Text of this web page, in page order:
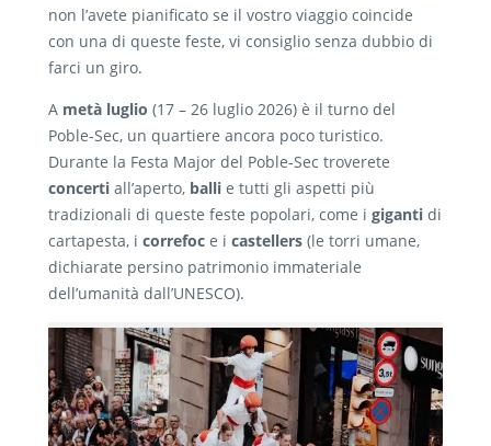
non l’avete pianificato se il vostro viaggio coincide
con una di queste feste, vi consiglio senza dubbio di
farci un giro.
A metà luglio (17 – 26 luglio 2026) è il turno del
Poble-Sec, un quartiere ancora poco turistico.
Durante la Festa Major del Poble-Sec troverete
concerti all’aperto, balli e tutti gli aspetti più
tradizionali di queste feste popolari, come i giganti di
cartapesta, i correfoc e i castellers (le torri umane,
dichiarate persino patrimonio immateriale
dell’umanità dall’UNESCO).